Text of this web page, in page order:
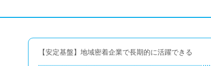
【安定基盤】地域密着企業で長期的に活躍できる